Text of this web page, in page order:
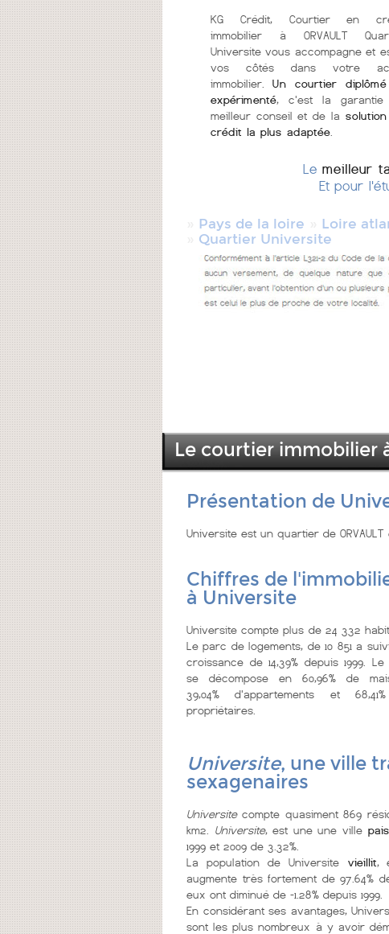
KG Crédit, Courtier en
immobilier à ORVAULT
Universite vous accompagne et
vos côtés dans votre
immobilier.Un courtier
expérimenté, c'est la garantie
meilleur conseil et de la
crédit la plus adaptée
Le meilleur
Et pour
Pays de la loire Loire
Quartier Universite
Le courtier immobilier
Présentation de
Universite est un quartier de
Chiffres de
à Universite
Universite compte plus de 24 332
Le parc de logements, de 10 851 a
croissance de 14,39% depuis 1999.
se décompose en 60,96% de
39,04% d'appartements et
propriétaires.
Universite, une ville
sexagenaires
Universitecompte quasiment 869
km2. Universite, est une une ville
1999 et 2009 de 3.32%.
La population de Universitevieillit,
augmente très fortement de 97.64%
eux ont diminué de -1.28% depuis 1999.
En considérant ses avantages,
sont les plus nombreux à y avoir